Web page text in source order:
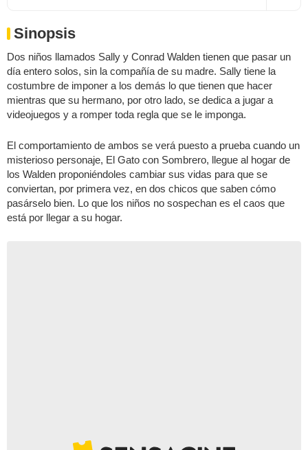
Sinopsis
Dos niños llamados Sally y Conrad Walden tienen que pasar un
día entero solos, sin la compañía de su madre. Sally tiene la
costumbre de imponer a los demás lo que tienen que hacer
mientras que su hermano, por otro lado, se dedica a jugar a
videojuegos y a romper toda regla que se le imponga.
El comportamiento de ambos se verá puesto a prueba cuando un
misterioso personaje, El Gato con Sombrero, llegue al hogar de
los Walden proponiéndoles cambiar sus vidas para que se
conviertan, por primera vez, en dos chicos que saben cómo
pasárselo bien. Lo que los niños no sospechan es el caos que
está por llegar a su hogar.